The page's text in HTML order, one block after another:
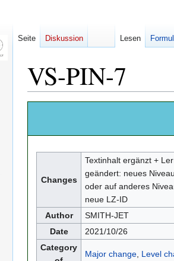
VS-PIN-7
springen
springen
Changes
Textinhalt ergänzt +
geändert: neues
oder auf anderes
neue LZ-ID
Author
SMITH-JET
Date
2021/10/26
Category
Major change, Level
Seite Diskussion Lesen